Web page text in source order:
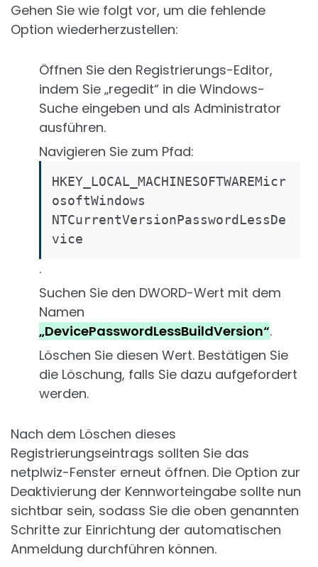
Gehen Sie wie folgt vor, um die fehlende
Option wiederherzustellen:
Öffnen Sie den Registrierungs-Editor,
indem Sie „regedit“ in die Windows-
Suche eingeben und als Administrator
ausführen.
Navigieren Sie zum Pfad:
HKEY_LOCAL_MACHINESOFTWAREMicr
osoftWindows
NTCurrentVersionPasswordLessDe
vice
.
Suchen Sie den DWORD-Wert mit dem
Namen
„DevicePasswordLessBuildVersion“.
Löschen Sie diesen Wert. Bestätigen Sie
die Löschung, falls Sie dazu aufgefordert
werden.
Nach dem Löschen dieses
Registrierungseintrags sollten Sie das
netplwiz-Fenster erneut öffnen. Die Option zur
Deaktivierung der Kennworteingabe sollte nun
sichtbar sein, sodass Sie die oben genannten
Schritte zur Einrichtung der automatischen
Anmeldung durchführen können.